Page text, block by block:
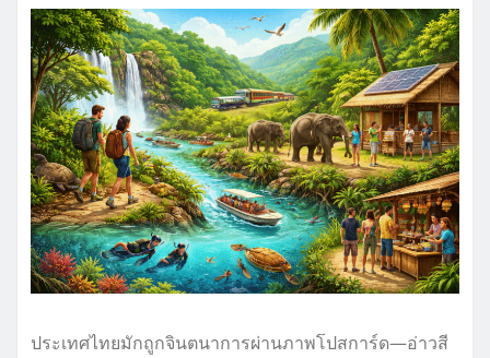
ประเทศไทยมักถูกจินตนาการผ่านภาพโปสการ์ด—อ่าวสี